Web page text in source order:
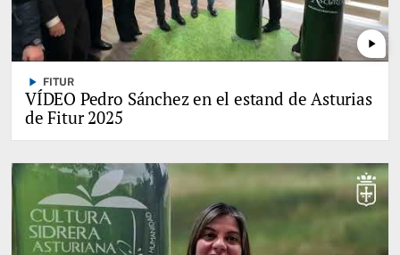
play_arrow
play_arrow FITUR
VÍDEO Pedro Sánchez en el estand de Asturias
de Fitur 2025